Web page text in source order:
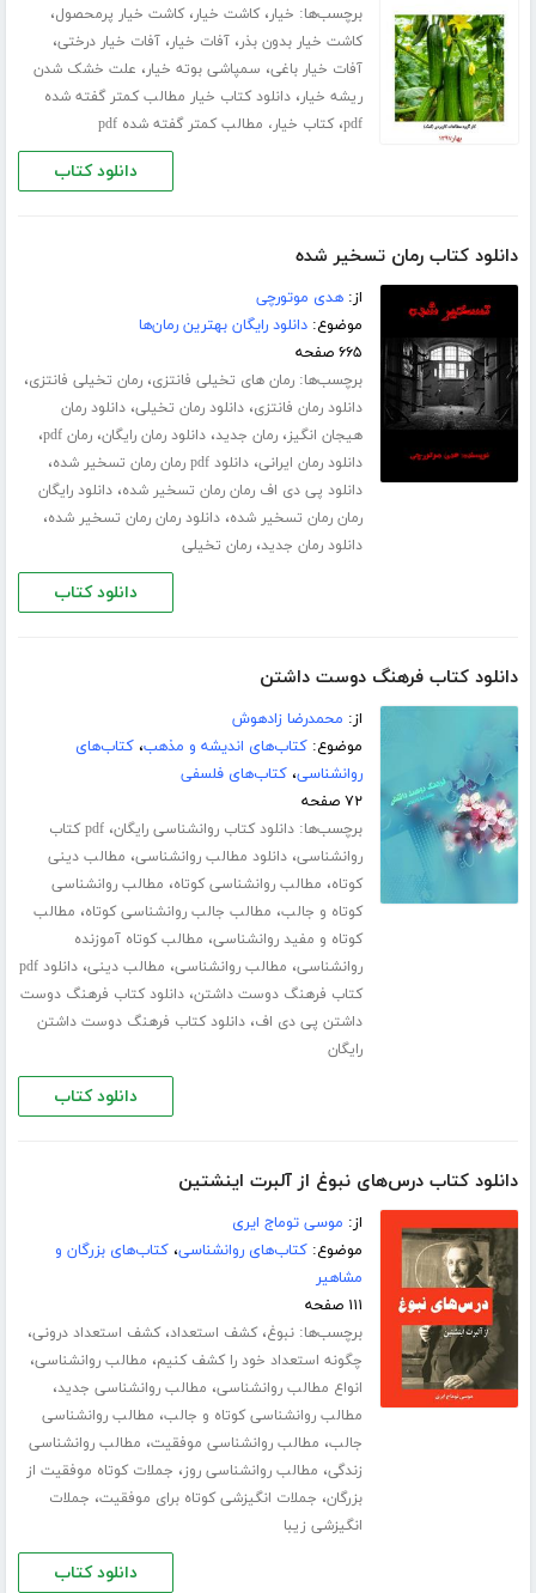
برچسب‌ها: خیار،کاشت خیار،کاشت خیار پرمحصول،
کاشت خیار بدون بذر،آفات خیار،آفات خیار درختی،
آفات خیار باغی، سمپاشی بوته خیار، علت خشک شدن
ریشه خیار،دانلود کتاب خیار مطالب کمتر گفته شده
pdf،کتاب خیار، مطالب کمتر گفته شده pdf
دانلود کتاب
دانلود کتاب رمان تسخیر شده
از:هدی موتورچی
موضوع:دانلود رایگان بهترین رمان‌ها
۶۶۵ صفحه
برچسب‌ها:رمان های تخیلی فانتزی،رمان تخیلی فانتزی،
دانلود رمان فانتزی،دانلود رمان تخیلی،دانلود رمان
هیجان انگیز،رمان جدید،دانلود رمان رایگان،رمان pdf ،
دانلود رمان ایرانی،دانلود pdf رمان رمان تسخیر شده ،
دانلود پی دی اف رمان رمان تسخیر شده،دانلود رایگان
رمان رمان تسخیر شده،دانلود رمان رمان تسخیر شده،
دانلود رمان جدید،رمان تخیلی
دانلود کتاب
دانلود کتاب فرهنگ دوست داشتن
از: محمدرضا زادهوش
موضوع:کتاب‌های اندیشه و مذهب،کتاب‌های
روانشناسی،کتاب‌های فلسفی
۷۲ صفحه
برچسب‌ها:دانلود کتاب روانشناسی رایگان،
pdf کتاب
روانشناسی،دانلود مطالب روانشناسی، مطالب دینی
کوتاه، مطالب روانشناسی کوتاه، مطالب روانشناسی
کوتاه و جالب، مطالب جالب روانشناسی کوتاه، مطالب
کوتاه و مفید روانشناسی، مطالب کوتاه آموزنده
روانشناسی، مطالب روانشناسی، مطالب دینی،
دانلود pdf
کتاب فرهنگ دوست داشتن،دانلود کتاب فرهنگ دوست
داشتن پی دی اف،دانلود کتاب فرهنگ دوست داشتن
رایگان
دانلود کتاب
دانلود کتاب درس‌های نبوغ از آلبرت اینشتین
از: موسی توماج ایری
موضوع:کتاب‌های روانشناسی،کتاب‌های بزرگان و
مشاهیر
۱۱۱ صفحه
برچسب‌ها:نبوغ،کشف استعداد،کشف استعداد درونی،
چگونه استعداد خود را کشف کنیم، مطالب روانشناسی،
انواع مطالب روانشناسی، مطالب روانشناسی جدید،
مطالب روانشناسی کوتاه و جالب، مطالب روانشناسی
جالب، مطالب روانشناسی موفقیت، مطالب روانشناسی
زندگی، مطالب روانشناسی روز، جملات کوتاه موفقیت از
بزرگان، جملات انگیزشی کوتاه برای موفقیت، جملات
انگیزشی زیبا
دانلود کتاب